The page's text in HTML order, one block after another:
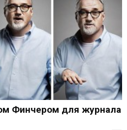
Финчером для журнала